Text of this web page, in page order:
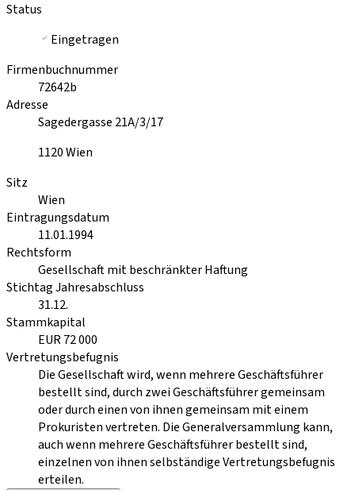
Status
Eingetragen
Firmenbuchnummer
72642b
Adresse
Sagedergasse 21A/3/17
1120Wien
Sitz
Wien
Eintragungsdatum
11.01.1994
Rechtsform
Gesellschaft mit beschränkter Haftung
Stichtag Jahresabschluss
31.12.
Stammkapital
EUR 72 000
Vertretungsbefugnis
Die Gesellschaft wird, wenn mehrere Geschäftsführer
bestellt sind, durch zwei Geschäftsführer gemeinsam
oder durch einen von ihnen gemeinsam mit einem
Prokuristen vertreten. Die Generalversammlung kann,
auch wenn mehrere Geschäftsführer bestellt sind,
einzelnen von ihnen selbständige Vertretungsbefugnis
erteilen.